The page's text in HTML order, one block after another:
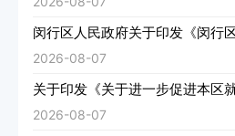
闵行区人民政府关于印发《闵行
2026-08-07
关于印发《关于进一步促进本区
2026-08-07